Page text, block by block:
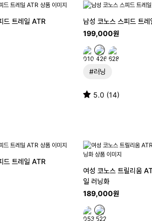
드 트레일 ATR
남성 코노스 스피드 트
199,000원
#러닝
5.0 (14)
드 트레일 ATR
여성 코노스 트릴리움
일 러닝화
189,000원